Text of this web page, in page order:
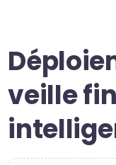
veille